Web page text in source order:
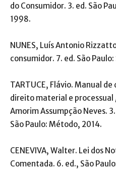
do Consumidor. 3. ed. São
1998.
NUNES, Luís Antonio
consumidor. 7. ed. São
TARTUCE, Flávio. Manual
direito material e processual
Amorim Assumpção Neves.
São Paulo: Método, 2014.
CENEVIVA, Walter. Lei dos
Comentada. 6. ed., São